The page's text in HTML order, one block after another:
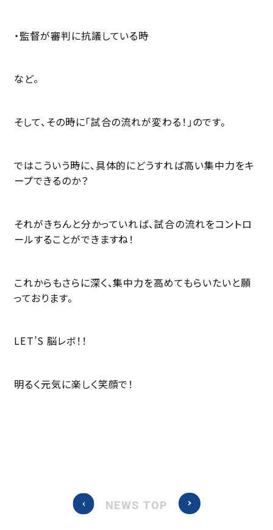
・監督が審判に抗議している時
など。
そして、その時に「試合の流れが変わる！」のです。
ではこういう時に、具体的にどうすれば高い集中力をキ
ープできるのか？
それがきちんと分かっていれば、試合の流れをコントロ
ールすることができますね！
これからもさらに深く、集中力を高めてもらいたいと願
っております。
LET’S 脳レボ！！
明るく元気に楽しく笑顔で！
NEWS TOP